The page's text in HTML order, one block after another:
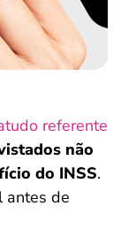
referente
não
do INSS.
antes de